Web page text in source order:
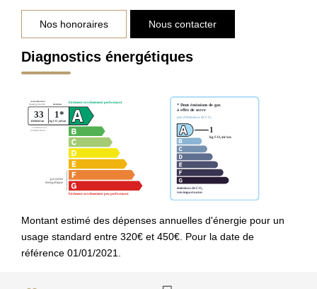
Nos honoraires Nous contacter
Diagnostics énergétiques
Montant estimé des dépenses annuelles d'énergie pour un
usage standard entre 320€ et 450€. Pour la date de
référence 01/01/2021.